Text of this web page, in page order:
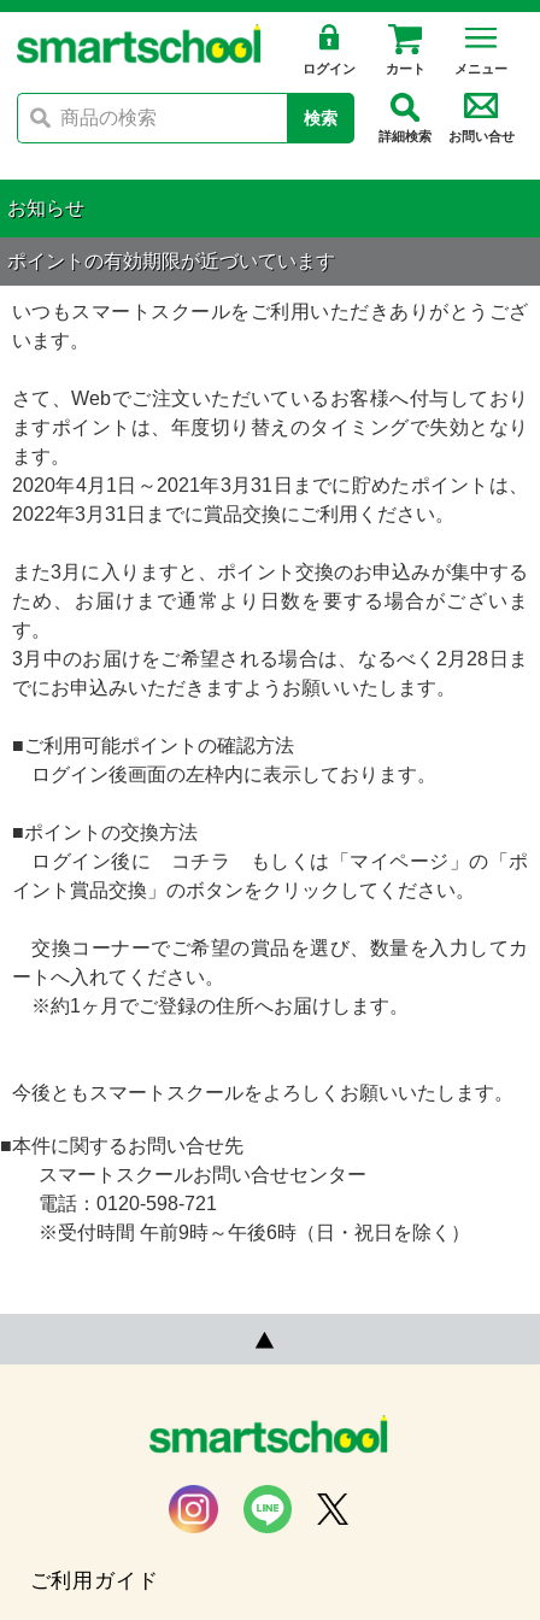
ログイン カート メニュー
検索
詳細検索 お問い合せ
お知らせ
ポイントの有効期限が近づいています
いつもスマートスクールをご利用いただきありがとうござ
います。
さて、Webでご注文いただいているお客様へ付与しており
ますポイントは、年度切り替えのタイミングで失効となり
ます。
2020年4月1日～2021年3月31日までに貯めたポイントは、
2022年3月31日までに賞品交換にご利用ください。
また3月に入りますと、ポイント交換のお申込みが集中する
ため、お届けまで通常より日数を要する場合がございま
す。
3月中のお届けをご希望される場合は、なるべく2月28日ま
でにお申込みいただきますようお願いいたします。
■ご利用可能ポイントの確認方法
ログイン後画面の左枠内に表示しております。
■ポイントの交換方法
ログイン後に
コチラ
もしくは「マイページ」の「ポ
イント賞品交換」のボタンをクリックしてください。
交換コーナーでご希望の賞品を選び、数量を入力してカ
ートへ入れてください。
※約1ヶ月でご登録の住所へお届けします。
今後ともスマートスクールをよろしくお願いいたします。
■本件に関するお問い合せ先
スマートスクールお問い合せセンター
電話：0120-598-721
※受付時間 午前9時～午後6時（日・祝日を除く）
ご利用ガイド